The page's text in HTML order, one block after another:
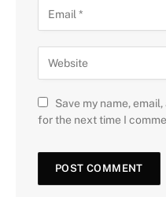
Save my name,
for the next time I